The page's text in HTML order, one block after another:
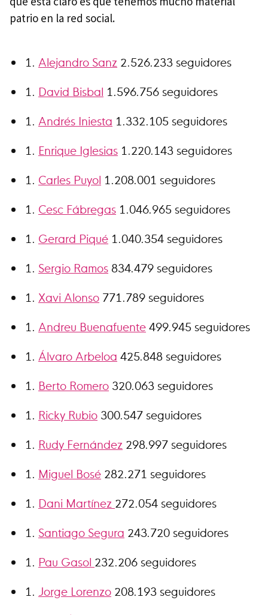
patrio en la red social.
Alejandro Sanz 2.526.233 seguidores
David Bisbal 1.596.756 seguidores
Andrés Iniesta 1.332.105 seguidores
Enrique Iglesias 1.220.143 seguidores
Carles Puyol 1.208.001 seguidores
Cesc Fábregas 1.046.965 seguidores
Gerard Piqué 1.040.354 seguidores
Sergio Ramos 834.479 seguidores
Xavi Alonso 771.789 seguidores
Andreu Buenafuente499.945 seguidores
Álvaro Arbeloa 425.848 seguidores
Berto Romero 320.063 seguidores
Ricky Rubio 300.547 seguidores
Rudy Fernández 298.997 seguidores
Miguel Bosé 282.271 seguidores
Dani Martínez 272.054 seguidores
Santiago Segura 243.720 seguidores
Pau Gasol 232.206 seguidores
Jorge Lorenzo 208.193 seguidores